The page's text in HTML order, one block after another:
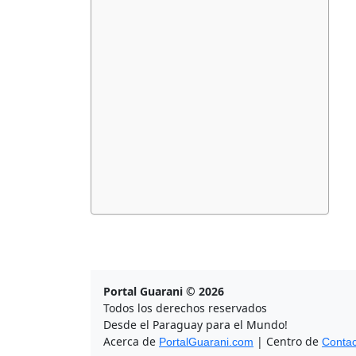
Portal Guarani © 2026
Todos los derechos reservados
Desde el Paraguay para el Mundo!
Acerca de PortalGuarani.com | Centro de